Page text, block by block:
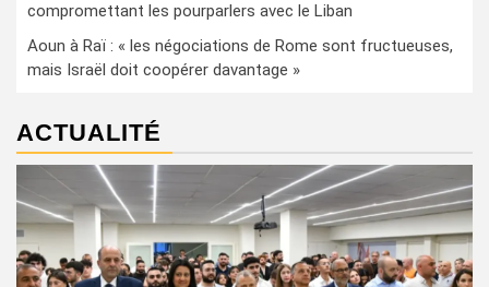
compromettant les pourparlers avec le Liban
Aoun à Raï : « les négociations de Rome sont fructueuses,
mais Israël doit coopérer davantage »
ACTUALITÉ